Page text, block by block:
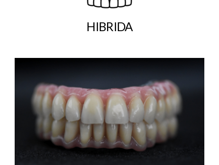
HIBRIDA